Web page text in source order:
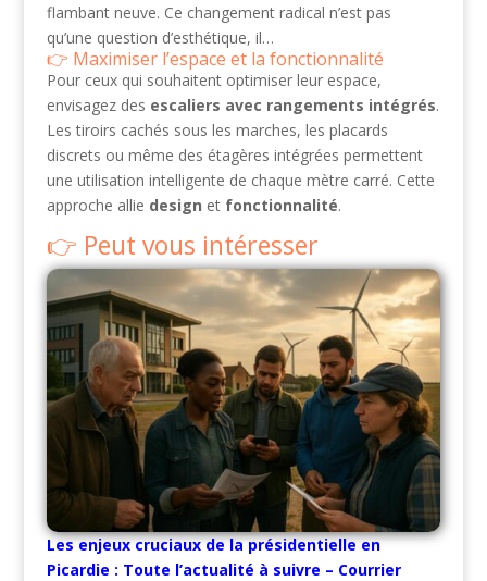
flambant neuve. Ce changement radical n’est pas
qu’une question d’esthétique, il…
Maximiser l’espace et la fonctionnalité
Pour ceux qui souhaitent optimiser leur espace,
envisagez des escaliers avec rangements intégrés.
Les tiroirs cachés sous les marches, les placards
discrets ou même des étagères intégrées permettent
une utilisation intelligente de chaque mètre carré. Cette
approche allie design et fonctionnalité.
Peut vous intéresser
Les enjeux cruciaux de la présidentielle en
Picardie : Toute l’actualité à suivre – Courrier